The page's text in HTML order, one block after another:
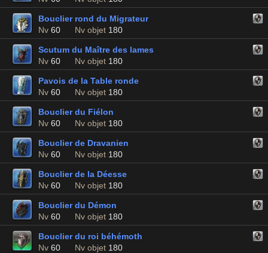
Bouclier rond du Migrateur
Nv 60 Nv objet 180
Scutum du Maître des lames
Nv 60 Nv objet 180
Pavois de la Table ronde
Nv 60 Nv objet 180
Bouclier du Fiélon
Nv 60 Nv objet 180
Bouclier de Dravanien
Nv 60 Nv objet 180
Bouclier de la Déesse
Nv 60 Nv objet 180
Bouclier du Démon
Nv 60 Nv objet 180
Bouclier du roi béhémoth
Nv 60 Nv objet 180